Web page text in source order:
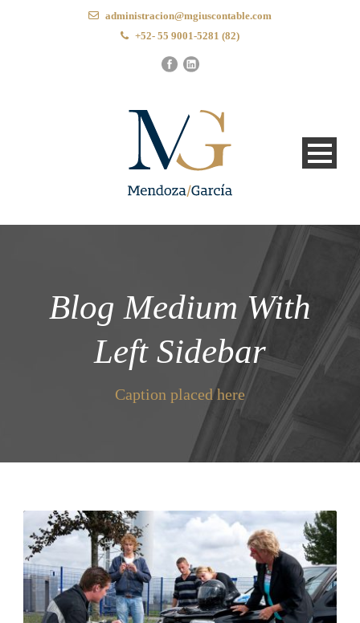
administracion@mgiuscontable.com
+52- 55 9001-5281 (82)
Blog Medium With
Left Sidebar
Caption placed here